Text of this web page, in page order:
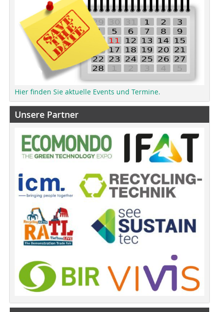
Hier finden Sie aktuelle Events und Termine.
Unsere Partner